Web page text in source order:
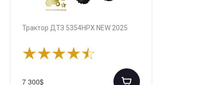
Трактор ДТЗ 5354НPX NEW 2025
7 300$